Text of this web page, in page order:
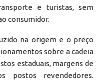
e turistas, sem
consumidor.
na origem e o preço
sobre a cadeia
estaduais, margens de
postos revendedores.